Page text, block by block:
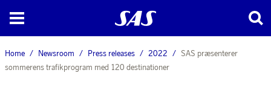
Home Newsroom Press releases 2022
SAS præsenterer
sommerens trafikprogram med 120 destinationer